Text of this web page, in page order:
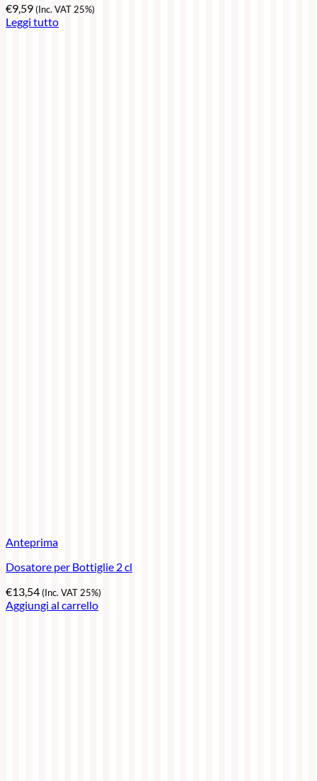
€9,59(Inc. VAT 25%)
Leggi tutto
Anteprima
Dosatore per Bottiglie 2 cl
€13,54(Inc. VAT 25%)
Aggiungi al carrello